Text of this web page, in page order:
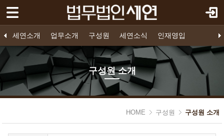
세연소개 업무소개 구성원 세연소식 인재영입
법인소개 오시는 길
프로젝트 파이낸스 구조화금융 기업법무 소송/중재
구성원 소개
공지사항
인재영입 영입공고 지원하기
구성원 소개
HOME 구성원 구성원 소개
로그인 회원가입
세연소개
업무소개
구성원
- 구성원 소개
Sketchbook5, 스케치북5
Sketchbook5, 스케치북5